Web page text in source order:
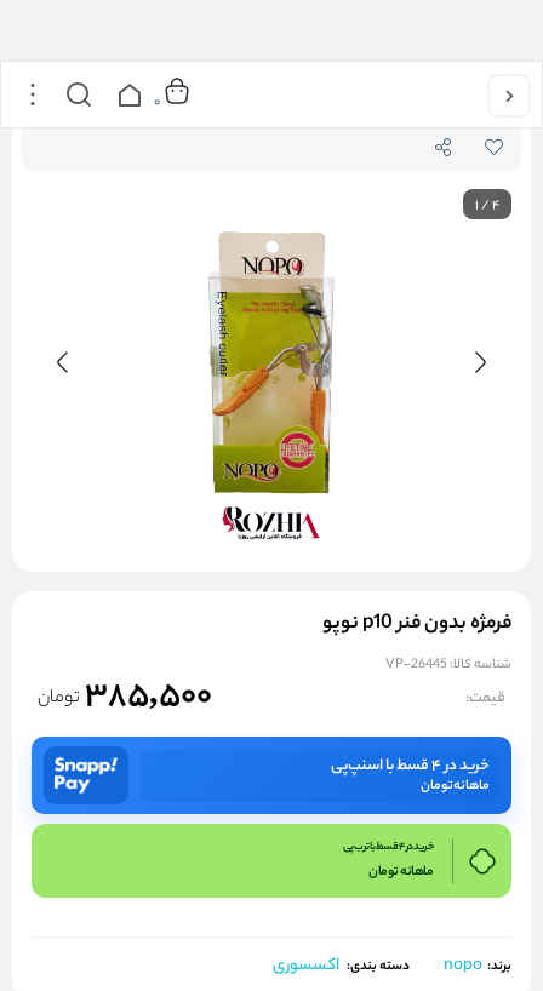
خانه 0
1/4
فرمژه بدون فنر p10 نوپو
شناسه کالا: VP-26445
قیمت: 385,500 تومان
خرید در ۴ قسط با اسنپ‌پی
ماهانهتومان
خرید در 4 قسط با ترب پی
ماهانهتومان
برند: nopo دسته بندی: اکسسوری